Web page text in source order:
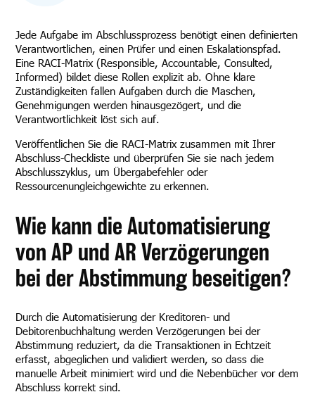
Jede Aufgabe im Abschlussprozess benötigt einen definierten
Verantwortlichen, einen Prüfer und einen Eskalationspfad.
Eine RACI-Matrix (Responsible, Accountable, Consulted,
Informed) bildet diese Rollen explizit ab. Ohne klare
Zuständigkeiten fallen Aufgaben durch die Maschen,
Genehmigungen werden hinausgezögert, und die
Verantwortlichkeit löst sich auf.
Veröffentlichen Sie die RACI-Matrix zusammen mit Ihrer
Abschluss-Checkliste und überprüfen Sie sie nach jedem
Abschlusszyklus, um Übergabefehler oder
Ressourcenungleichgewichte zu erkennen.
Wie kann die Automatisierung
von AP und AR Verzögerungen
bei der Abstimmung beseitigen?
Durch die Automatisierung der Kreditoren- und
Debitorenbuchhaltung werden Verzögerungen bei der
Abstimmung reduziert, da die Transaktionen in Echtzeit
erfasst, abgeglichen und validiert werden, so dass die
manuelle Arbeit minimiert wird und die Nebenbücher vor dem
Abschluss korrekt sind.